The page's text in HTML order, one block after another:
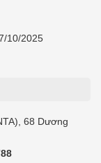
10/2025
68 Dương